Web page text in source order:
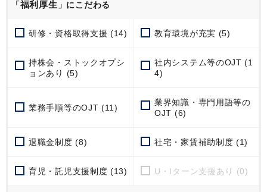
「福利厚生 」にこだわる
研修・資格取得支援 (14) 教育環境が充実 (5)
持株会・ストックオプシ
ョンあり (5)
社内システム等のOJT (1
4)
業務手順等のOJT (11)
業界知識・専門用語等の
OJT (6)
退職金制度 (8) 社宅・家賃補助制度 (1)
育児・託児支援制度 (13) U・Iターン支援あり (0)